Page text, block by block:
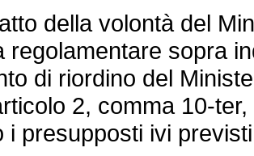
della volontà del
regolamentare sopra
di riordino del
2, comma 10-
i presupposti ivi